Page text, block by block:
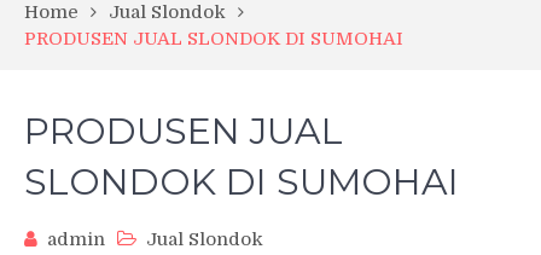
Home
Jual Slondok
PRODUSEN JUAL SLONDOK DI SUMOHAI
PRODUSEN JUAL
SLONDOK DI SUMOHAI
admin Jual Slondok